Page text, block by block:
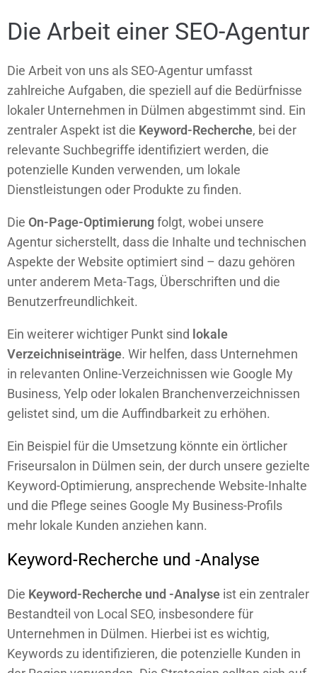
Die Arbeit einer SEO-Agentur
Die Arbeit von uns als SEO-Agentur umfasst
zahlreiche Aufgaben, die speziell auf die Bedürfnisse
lokaler Unternehmen in Dülmen abgestimmt sind. Ein
zentraler Aspekt ist die Keyword-Recherche, bei der
relevante Suchbegriffe identifiziert werden, die
potenzielle Kunden verwenden, um lokale
Dienstleistungen oder Produkte zu finden.
Die On-Page-Optimierungfolgt, wobei unsere
Agentur sicherstellt, dass die Inhalte und technischen
Aspekte der Website optimiert sind – dazu gehören
unter anderem Meta-Tags, Überschriften und die
Benutzerfreundlichkeit.
Ein weiterer wichtiger Punkt sind lokale
Verzeichniseinträge. Wir helfen, dass Unternehmen
in relevanten Online-Verzeichnissen wie Google My
Business, Yelp oder lokalen Branchenverzeichnissen
gelistet sind, um die Auffindbarkeit zu erhöhen.
Ein Beispiel für die Umsetzung könnte ein örtlicher
Friseursalon in Dülmen sein, der durch unsere gezielte
Keyword-Optimierung, ansprechende Website-Inhalte
und die Pflege seines Google My Business-Profils
mehr lokale Kunden anziehen kann.
Keyword-Recherche und -Analyse
Die Keyword-Recherche und -Analyse ist ein zentraler
Bestandteil von Local SEO, insbesondere für
Unternehmen in Dülmen. Hierbei ist es wichtig,
Keywords zu identifizieren, die potenzielle Kunden in